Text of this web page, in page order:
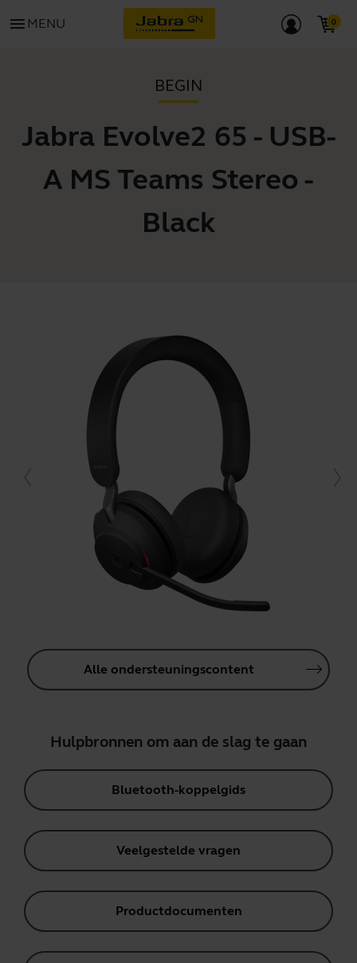
menu MENU
BEGIN
Jabra Evolve2 65 - USB-
A MS Teams Stereo -
Black
Alle ondersteuningscontent
Hulpbronnen om aan de slag te gaan
Bluetooth-koppelgids
Veelgestelde vragen
Productdocumenten